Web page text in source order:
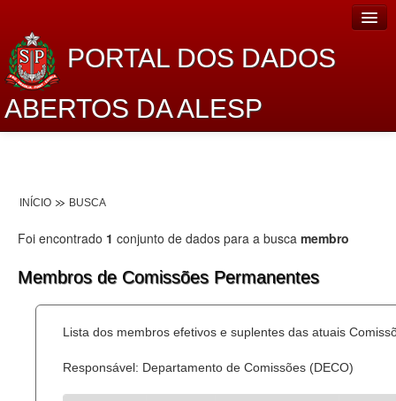
PORTAL DOS DADOS
ABERTOS DA ALESP
Lei de Acesso à Informação
Dados Governamentais Abertos
Processo Legislativo
INÍCIO BUSCA
Foi encontrado 1 conjunto de dados para a busca membro
Membros de Comissões Permanentes
Lista dos membros efetivos e suplentes das atuais
Responsável: Departamento de Comissões (DECO)